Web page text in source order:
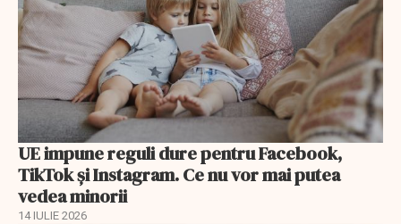
UE impune reguli dure pentru Facebook,
TikTok și Instagram. Ce nu vor mai putea
vedea minorii
14 IULIE 2026